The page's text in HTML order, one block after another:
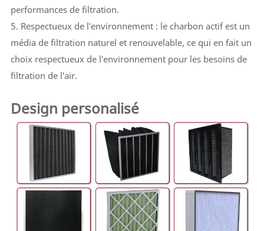
performances de filtration.
5. Respectueux de l'environnement : le charbon actif est un
média de filtration naturel et renouvelable, ce qui en fait un
choix respectueux de l'environnement pour les besoins de
filtration de l'air.
Design personalisé